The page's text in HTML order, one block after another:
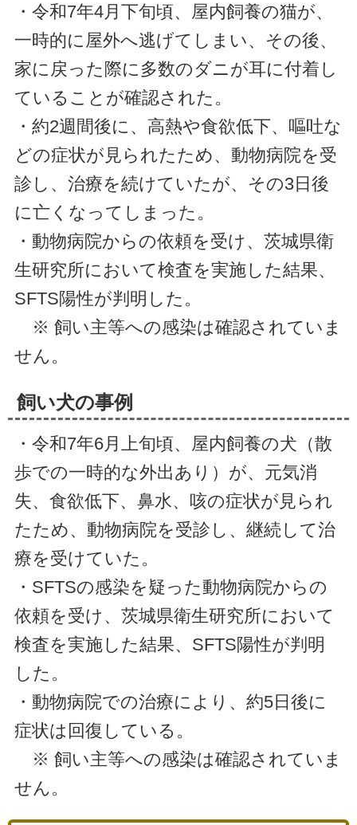
・令和7年4月下旬頃、屋内飼養の猫が、
一時的に屋外へ逃げてしまい、その後、
家に戻った際に多数のダニが耳に付着し
ていることが確認された。
・約2週間後に、高熱や食欲低下、嘔吐な
どの症状が見られたため、動物病院を受
診し、治療を続けていたが、その3日後
に亡くなってしまった。
・動物病院からの依頼を受け、茨城県衛
生研究所において検査を実施した結果、
SFTS陽性が判明した。
※ 飼い主等への感染は確認されていま
せん。
飼い犬の事例
・令和7年6月上旬頃、屋内飼養の犬（散
歩での一時的な外出あり）が、元気消
失、食欲低下、鼻水、咳の症状が見られ
たため、動物病院を受診し、継続して治
療を受けていた。
・SFTSの感染を疑った動物病院からの
依頼を受け、茨城県衛生研究所において
検査を実施した結果、SFTS陽性が判明
した。
・動物病院での治療により、約5日後に
症状は回復している。
※ 飼い主等への感染は確認されていま
せん。